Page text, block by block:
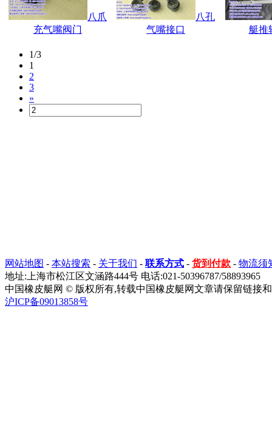
八爪
充气嘴阀门
八孔
气嘴接口
艇推
1/3
1
2
3
»
网站地图 - 本站搜索 - 关于我们 - 联系方式 - 货到付款 - 物流须
地址:上海市松江区文涵路444号 电话:021-50396787/58893965
中国橡皮艇网 © 版权所有,转载中国橡皮艇网文章请保留链接
沪ICP备09013858号